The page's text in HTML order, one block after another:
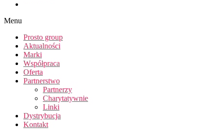
Menu
Prosto group
Aktualności
Marki
Współpraca
Oferta
Partnerstwo
Partnerzy
Charytatywnie
Linki
Dystrybucja
Kontakt